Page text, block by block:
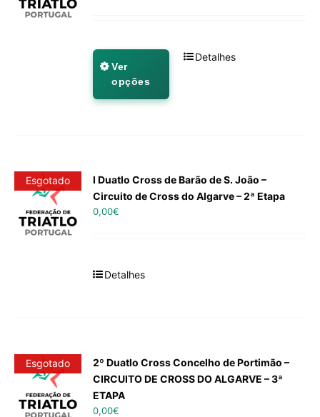
Ver
opções
Detalhes
Esgotado
I Duatlo Cross de Barão de S. João –
Circuito de Cross do Algarve – 2ª Etapa
0,00€
Detalhes
Esgotado
2º Duatlo Cross Concelho de Portimão –
CIRCUITO DE CROSS DO ALGARVE – 3ª
ETAPA
0,00€